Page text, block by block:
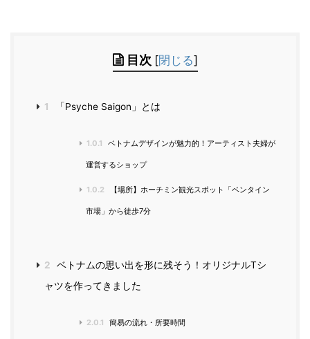
目次 [閉じる]
1 「Psyche Saigon」とは
1.0.1 ベトナムデザインが魅力的！アーティスト夫婦が
運営するショップ
1.0.2 【場所】ホーチミン観光スポット「ベンタイン
市場」から徒歩7分
2
ベトナムの思い出を形に残そう！オリジナルTシ
ャツを作ってきました
2.0.1 簡易の流れ・所要時間